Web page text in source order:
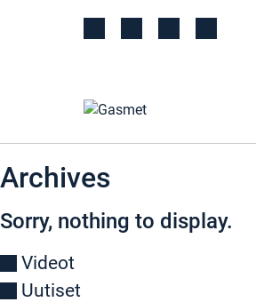
Archives
Sorry, nothing to display.
Videot
Uutiset